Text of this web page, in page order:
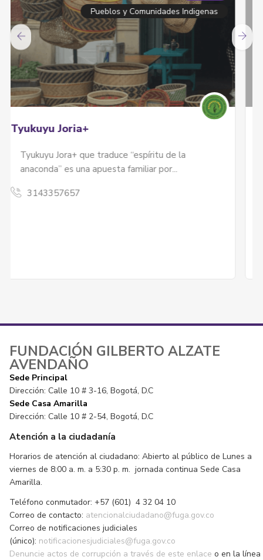
Editorial La Serpiente Emplumada
La editorial ha publicado 106 libros en 22 años
narrativa; poesía; libros para niños; libros para
FUNDACIÓN GILBERTO ALZATE
AVENDAÑO
Sede Principal
Dirección: Calle 10 # 3-16, Bogotá, D.C
Sede Casa Amarilla
Dirección: Calle 10 # 2-54, Bogotá, D.C
Atención a la ciudadanía
Horarios de atención al ciudadano: Abierto al público de Lunes a
viernes de 8:00 a. m. a 5:30 p. m. jornada continua Sede Casa
Amarilla.
Teléfono conmutador: +57 (601) 4 32 04 10
Correo de contacto: atencionalciudadano@fuga.gov.co
Correo de notificaciones judiciales
(único): notificacionesjudiciales@fuga.gov.co
Denuncie actos de corrupción a través de este enlace o en la línea